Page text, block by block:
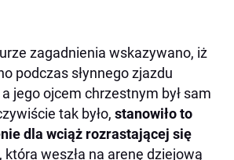
zagadnienia wskazywano, iż
podczas słynnego zjazdu
jego ojcem chrzestnym był sam
tak było, stanowiło to
dla wciąż rozrastającej się
, która weszła na arenę dziejową